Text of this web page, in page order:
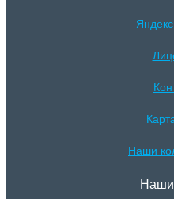
Наши
Наши